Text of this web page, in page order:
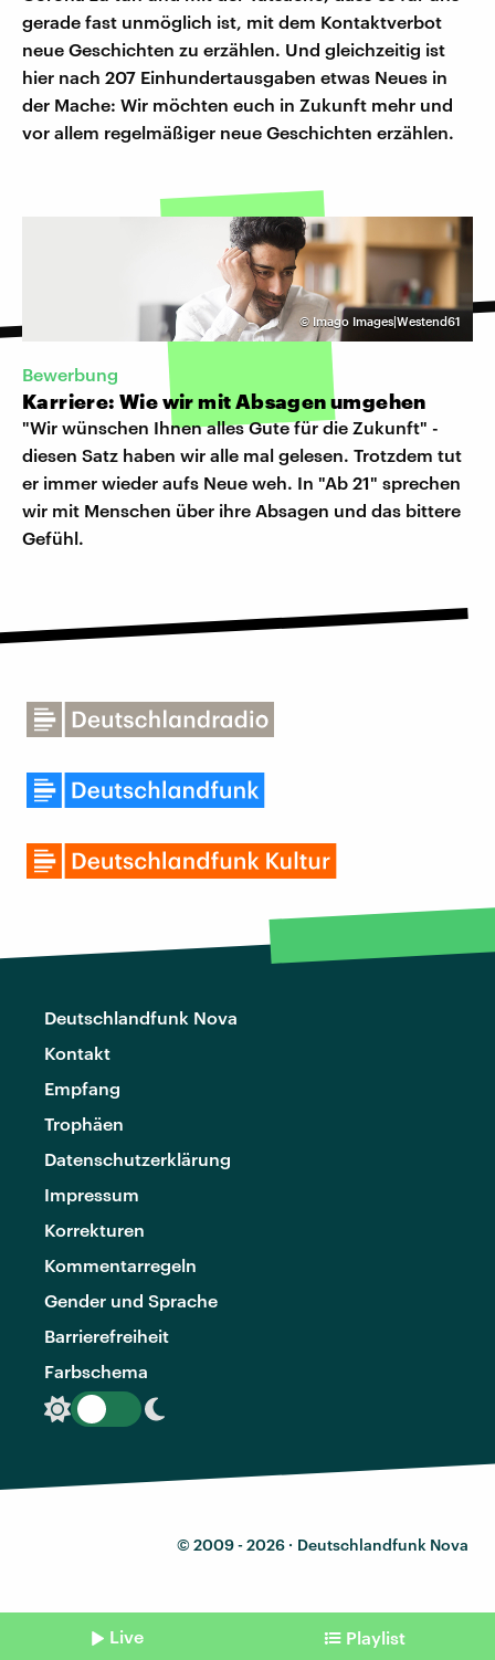
gerade fast unmöglich ist, mit dem Kontaktverbot
neue Geschichten zu erzählen. Und gleichzeitig ist
hier nach 207 Einhundertausgaben etwas Neues in
der Mache: Wir möchten euch in Zukunft mehr und
vor allem regelmäßiger neue Geschichten erzählen.
© Imago Images|Westend61
Bewerbung
Karriere: Wie wir mit Absagen umgehen
"Wir wünschen Ihnen alles Gute für die Zukunft" -
diesen Satz haben wir alle mal gelesen. Trotzdem tut
er immer wieder aufs Neue weh. In "Ab 21" sprechen
wir mit Menschen über ihre Absagen und das bittere
Gefühl.
Deutschlandfunk Nova
Kontakt
Empfang
Trophäen
Datenschutzerklärung
Impressum
Korrekturen
Kommentarregeln
Gender und Sprache
Barrierefreiheit
Farbschema
© 2009 - 2026 · Deutschlandfunk Nova
Live Playlist